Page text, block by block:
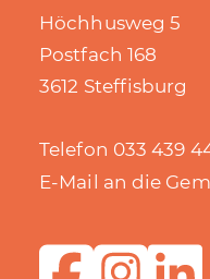
Höchhusweg 5
Postfach 168
3612 Steffisburg
Telefon 033 439
E-Mail an die